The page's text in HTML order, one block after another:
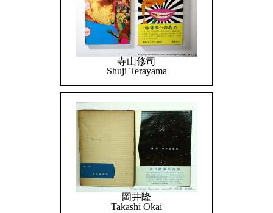
寺山修司
Shuji Terayama
岡井隆
Takashi Okai